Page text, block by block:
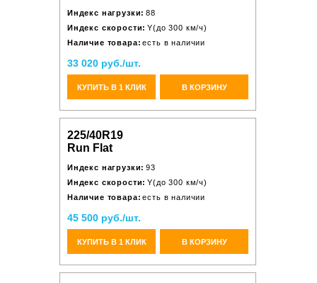
Индекс нагрузки: 88
Индекс скорости: Y(до 300 км/ч)
Наличие товара: есть в наличии
33 020 руб./шт.
КУПИТЬ В 1 КЛИК В КОРЗИНУ
225/40R19
Run Flat
Индекс нагрузки: 93
Индекс скорости: Y(до 300 км/ч)
Наличие товара: есть в наличии
45 500 руб./шт.
КУПИТЬ В 1 КЛИК В КОРЗИНУ